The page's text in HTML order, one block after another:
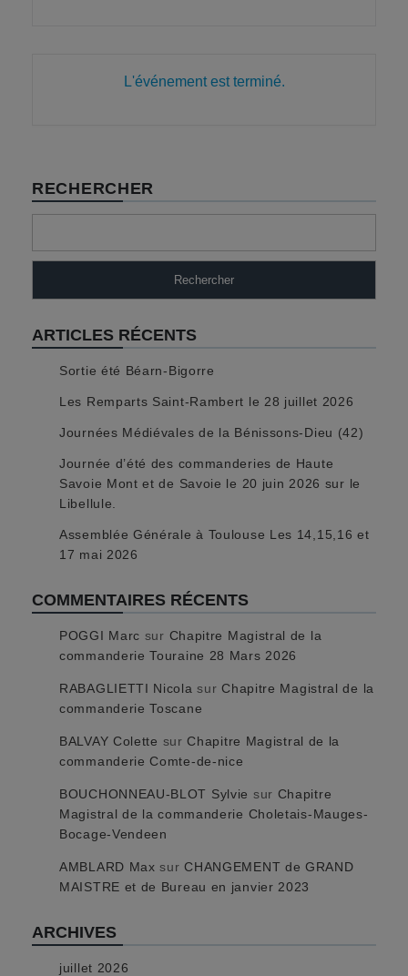
L'événement est terminé.
RECHERCHER
Rechercher
ARTICLES RÉCENTS
Sortie été Béarn-Bigorre
Les Remparts Saint-Rambert le 28 juillet 2026
Journées Médiévales de la Bénissons-Dieu (42)
Journée d’été des commanderies de Haute
Savoie Mont et de Savoie le 20 juin 2026 sur le
Libellule.
Assemblée Générale à Toulouse Les 14,15,16 et
17 mai 2026
COMMENTAIRES RÉCENTS
POGGI Marc sur Chapitre Magistral de la
commanderie Touraine 28 Mars 2026
RABAGLIETTI Nicola surChapitre Magistral de la
commanderie Toscane
BALVAY Colette surChapitre Magistral de la
commanderie Comte-de-nice
BOUCHONNEAU-BLOT Sylvie sur Chapitre
Magistral de la commanderie Choletais-Mauges-
Bocage-Vendeen
AMBLARD Max surCHANGEMENT de GRAND
MAISTRE et de Bureau en janvier 2023
ARCHIVES
juillet 2026